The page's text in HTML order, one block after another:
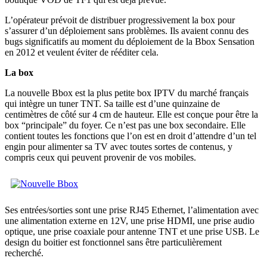
L’opérateur prévoit de distribuer progressivement la box pour
s’assurer d’un déploiement sans problèmes. Ils avaient connu des
bugs significatifs au moment du déploiement de la Bbox Sensation
en 2012 et veulent éviter de rééditer cela.
La box
La nouvelle Bbox est la plus petite box IPTV du marché français
qui intègre un tuner TNT. Sa taille est d’une quinzaine de
centimètres de côté sur 4 cm de hauteur. Elle est conçue pour être la
box “principale” du foyer. Ce n’est pas une box secondaire. Elle
contient toutes les fonctions que l’on est en droit d’attendre d’un tel
engin pour alimenter sa TV avec toutes sortes de contenus, y
compris ceux qui peuvent provenir de vos mobiles.
Ses entrées/sorties sont une prise RJ45 Ethernet, l’alimentation avec
une alimentation externe en 12V, une prise HDMI, une prise audio
optique, une prise coaxiale pour antenne TNT et une prise USB. Le
design du boitier est fonctionnel sans être particulièrement
recherché.